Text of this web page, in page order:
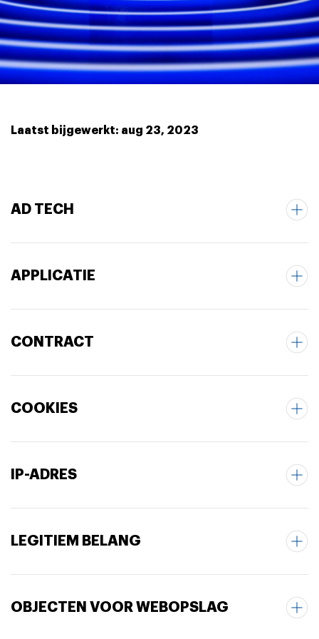
Laatst bijgewerkt: aug 23, 2023
AD TECH
APPLICATIE
CONTRACT
COOKIES
IP-ADRES
LEGITIEM BELANG
OBJECTEN VOOR WEBOPSLAG